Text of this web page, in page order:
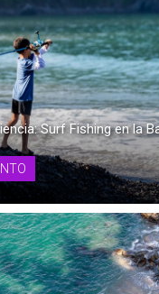
Surf Fishing en la